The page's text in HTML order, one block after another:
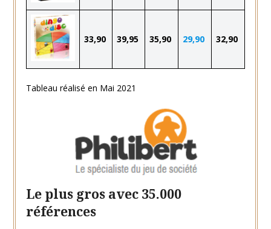
33,90 39,95 35,90 29,90 32,90
Tableau réalisé en Mai 2021
Le plus gros avec 35.000
références